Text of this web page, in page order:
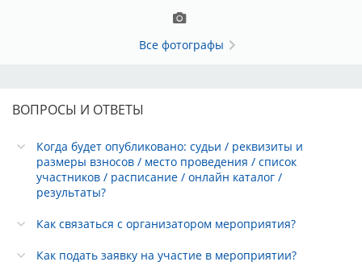
Все фотографы
ВОПРОСЫ И ОТВЕТЫ
Когда будет опубликовано: судьи / реквизиты и
размеры взносов / место проведения / список
участников / расписание / онлайн каталог /
результаты?
Как связаться с организатором мероприятия?
Как подать заявку на участие в мероприятии?